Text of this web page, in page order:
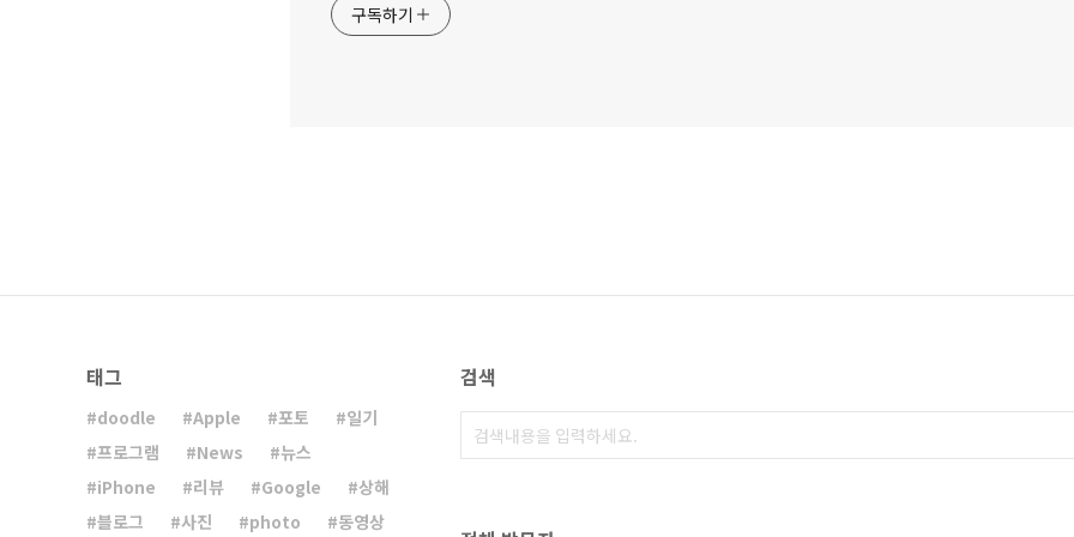
구독하기
태그
doodle Apple 포토
일기
프로그램
News
뉴스
iPhone
리뷰 Google
상해
블로그
사진 photo 동영상
검색